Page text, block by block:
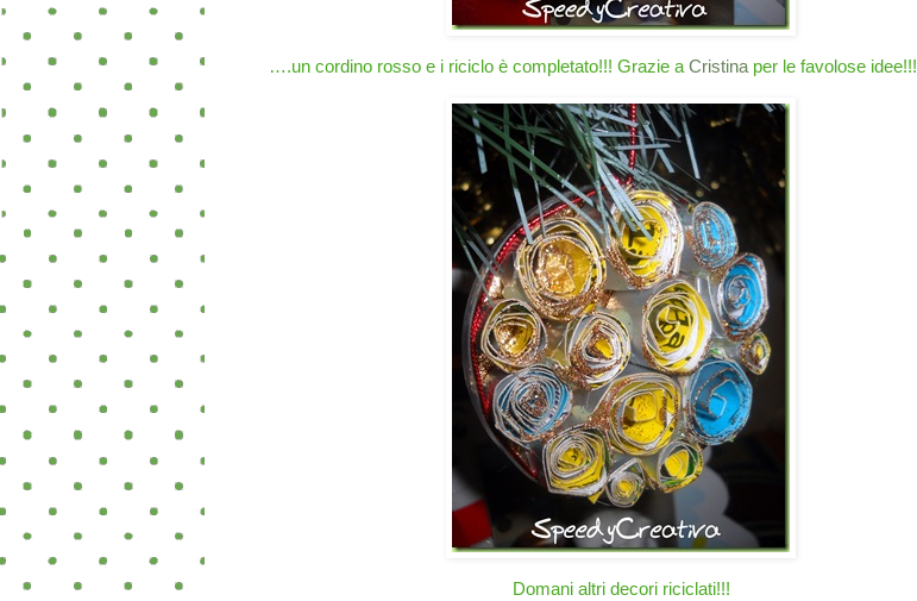
….un cordino rosso e i riciclo è completato!!! Grazie aCristinaper le favolose idee!!!
Domani altri decori riciclati!!!